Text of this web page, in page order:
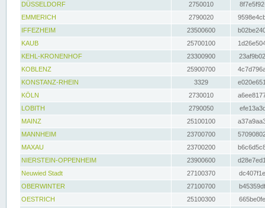
DÜSSELDORF
2750010
EMMERICH
2790020
IFFEZHEIM
23500600
KAUB
25700100
KEHL-KRONENHOF
23300900
KOBLENZ
25900700
KONSTANZ-RHEIN
3329
KÖLN
2730010
LOBITH
2790050
MAINZ
25100100
MANNHEIM
23700700
MAXAU
23700200
NIERSTEIN-OPPENHEIM
23900600
Neuwied Stadt
27100370
OBERWINTER
27100700
OESTRICH
25100300